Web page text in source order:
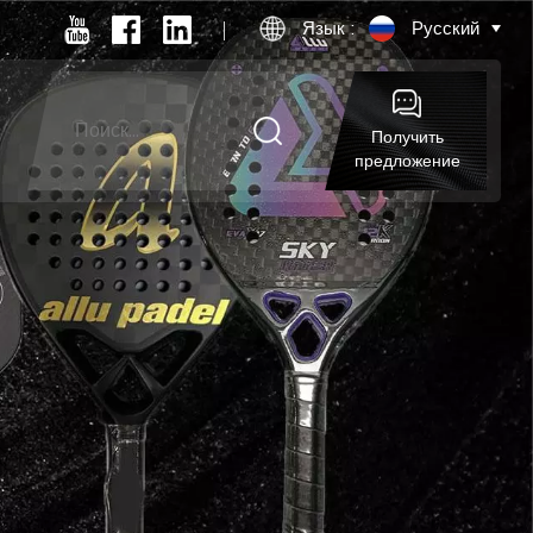
Язык : Русский
Получить
предложение